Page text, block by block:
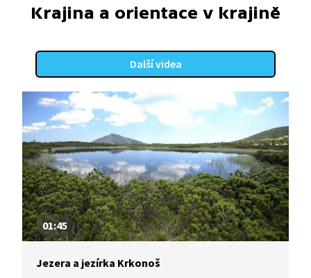
Krajina a orientace v krajině
Další videa
01:45
Jezera a jezírka Krkonoš